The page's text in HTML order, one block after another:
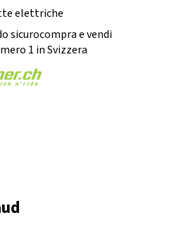
elettriche
sicurocompra e vendi
1 in Svizzera